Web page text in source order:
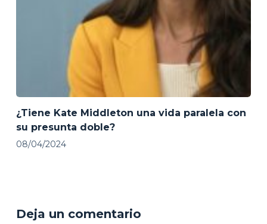
¿Tiene Kate Middleton una vida paralela con
su presunta doble?
08/04/2024
Deja un comentario